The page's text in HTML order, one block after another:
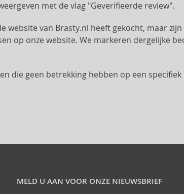
met de vlag "Geverifieerde review".
website van Brasty.nl heeft gekocht, maar
op onze website. We markeren dergelijke
die geen betrekking hebben op een
MELD U AAN VOOR ONZE NIEUWSBRIEF